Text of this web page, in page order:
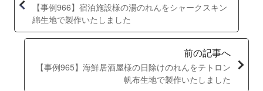
【事例966】宿泊施設様の湯のれんをシャークスキン
綿生地で製作いたしました
前の記事へ
【事例965】海鮮居酒屋様の日除けのれんをテトロン
帆布生地で製作いたしました